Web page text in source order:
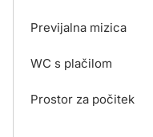
Previjalna mizica
WC s plačilom
Prostor za počitek